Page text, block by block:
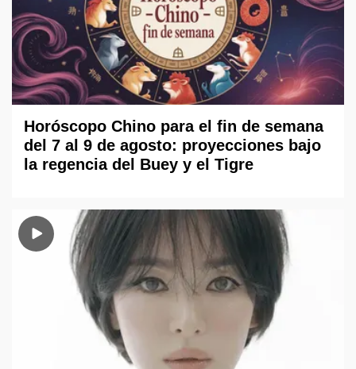
Horóscopo Chino para el fin de semana
del 7 al 9 de agosto: proyecciones bajo
la regencia del Buey y el Tigre